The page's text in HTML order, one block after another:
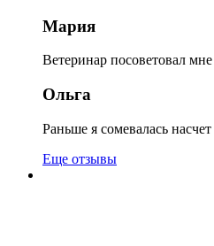
Мария
Ветеринар посоветовал
Ольга
Раньше я сомевалась
Еще отзывы